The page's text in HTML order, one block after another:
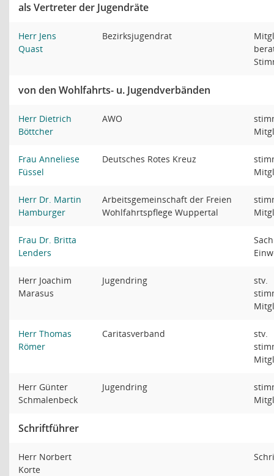
als Vertreter der Jugendräte
Herr Jens
Quast
Bezirksjugendrat
von den Wohlfahrts- u. Jugendverbänden
Herr Dietrich
Böttcher
AWO
Frau Anneliese
Füssel
Deutsches Rotes Kreuz
Herr Dr. Martin
Hamburger
Arbeitsgemeinschaft der Freien
Wohlfahrtspflege Wuppertal
Frau Dr. Britta
Lenders
Herr Joachim
Marasus
Jugendring
stv.
Herr Thomas
Römer
Caritasverband
stv.
Herr Günter
Schmalenbeck
Jugendring
Schriftführer
Herr Norbert
Korte